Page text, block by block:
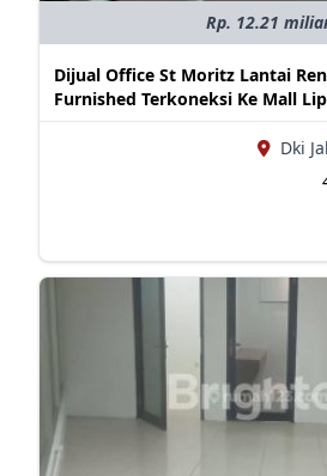
Rp. 12.21
Dijual Office St Moritz Lantai
Furnished Terkoneksi Ke Mall
Dki